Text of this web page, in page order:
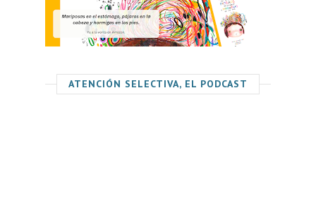
ATENCIÓN SELECTIVA, EL PODCAST